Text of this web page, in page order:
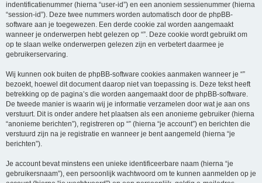
indentificatienummer (hierna “user-id”) en een anoniem sessienummer (hierna
“session-id”). Deze twee nummers worden automatisch door de phpBB-
software aan je toegewezen. Een derde cookie zal worden aangemaakt
wanneer je onderwerpen hebt gelezen op “”. Deze cookie wordt gebruikt om
op te slaan welke onderwerpen gelezen zijn en verbetert daarmee je
gebruikerservaring.
Wij kunnen ook buiten de phpBB-software cookies aanmaken wanneer je “”
bezoekt, hoewel dit document daarop niet van toepassing is. Deze tekst heeft
betrekking op de pagina’s die worden aangemaakt door de phpBB-software.
De tweede manier is waarin wij je informatie verzamelen door wat je aan ons
verstuurt. Dit is onder andere het plaatsen als een anonieme gebruiker (hierna
“anonieme berichten”), registreren op “” (hierna “je account”) en berichten die
verstuurd zijn na je registratie en wanneer je bent aangemeld (hierna “je
berichten”).
Je account bevat minstens een unieke identificeerbare naam (hierna “je
gebruikersnaam”), een persoonlijk wachtwoord om te kunnen aanmelden op je